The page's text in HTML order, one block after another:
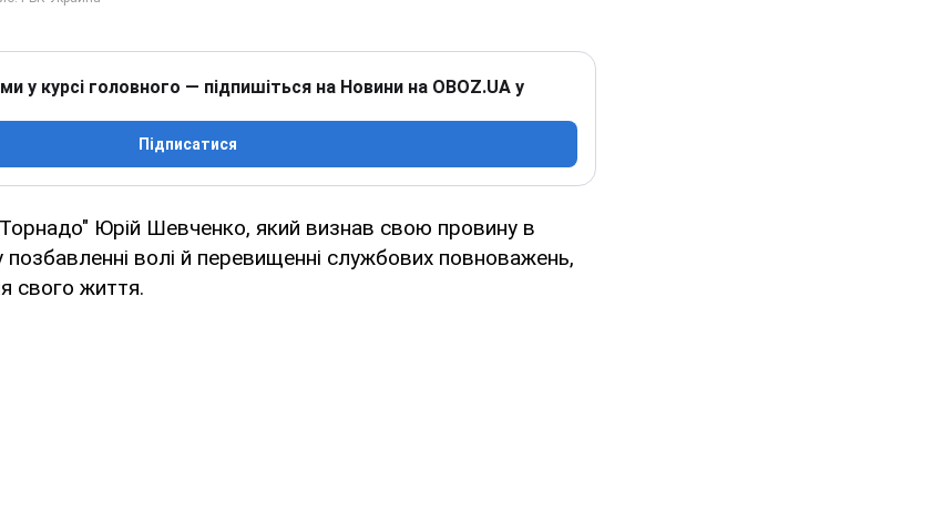
у курсі головного — підпишіться на Новини на OBOZ.UA у
Підписатися
Юрій Шевченко, який визнав свою провину в
позбавленні волі й перевищенні службових повноважень,
свого життя.